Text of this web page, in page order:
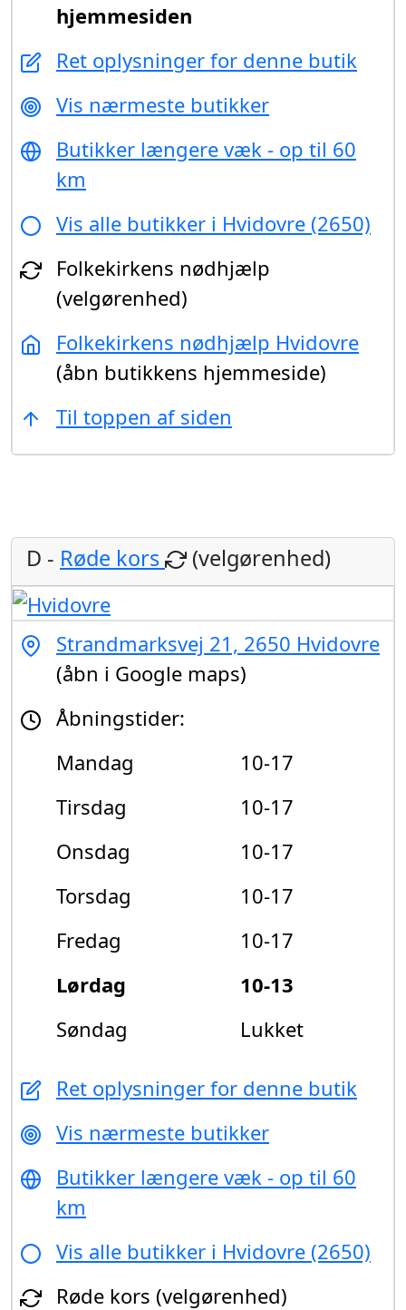
hjemmesiden
Ret oplysninger for denne butik
Vis nærmeste butikker
Butikker længere væk - op til 60
km
Vis alle butikker i Hvidovre (2650)
Folkekirkens nødhjælp
(velgørenhed)
Folkekirkens nødhjælp Hvidovre
(åbn butikkens hjemmeside)
Til toppen af siden
D - Røde kors (velgørenhed)
Strandmarksvej 21, 2650 Hvidovre
(åbn i Google maps)
Åbningstider:
Mandag
10-17
Tirsdag
10-17
Onsdag
10-17
Torsdag
10-17
Fredag
10-17
Lørdag
10-13
Søndag
Lukket
Ret oplysninger for denne butik
Vis nærmeste butikker
Butikker længere væk - op til 60
km
Vis alle butikker i Hvidovre (2650)
Røde kors (velgørenhed)